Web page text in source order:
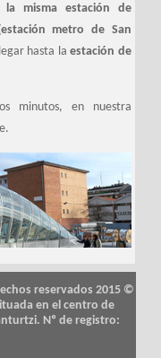
la misma estación de
metro de San
hasta laestación de
minutos, en nuestra
reservados 2015 ©
en el centro de
Nº de registro: